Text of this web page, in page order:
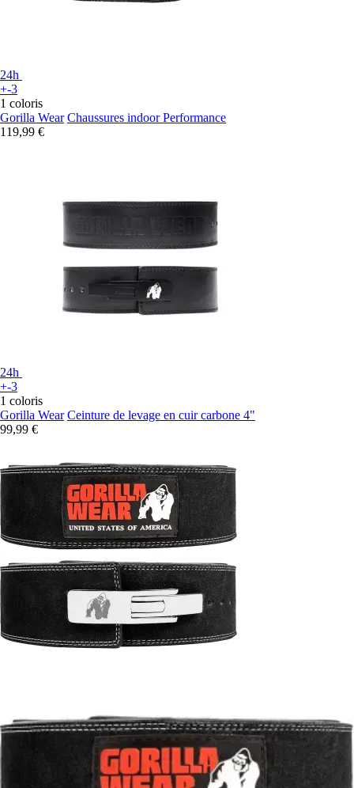
24h
+-3
1 coloris
Gorilla Wear Chaussures indoor Performance
119,99 €
24h
+-3
1 coloris
Gorilla Wear Ceinture de levage en cuir carbone 4"
99,99 €